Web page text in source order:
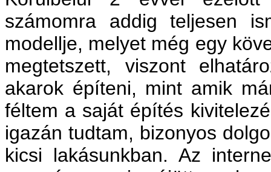
számomra addig teljesen
modellje, melyet még egy
megtetszett, viszont
akarok építeni, mint amik
féltem a saját építés
igazán tudtam, bizonyos
kicsi lakásunkban. Az